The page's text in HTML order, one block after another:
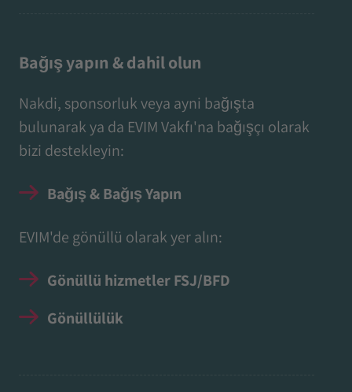
Bağış yapın & dahil olun
Nakdi, sponsorluk veya ayni bağışta
bulunarak ya da EVIM Vakfı'na bağışçı olarak
bizi destekleyin:
Bağış & Bağış Yapın
EVIM'de gönüllü olarak yer alın:
Gönüllü hizmetler FSJ/BFD
Gönüllülük